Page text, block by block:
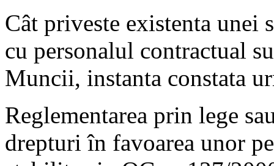
Cât priveste existenta
cu personalul contractual
Muncii, instanta constata
Reglementarea prin lege
drepturi în favoarea unor